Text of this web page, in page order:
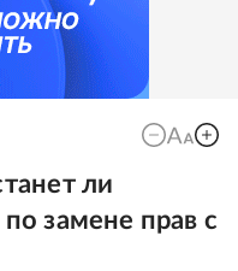
ли
замене прав с